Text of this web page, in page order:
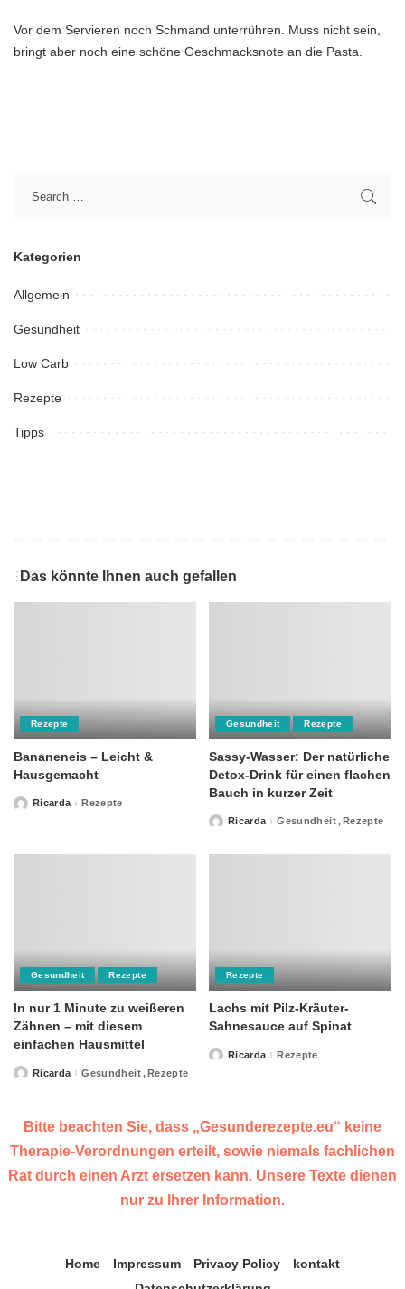
Vor dem Servieren noch Schmand unterrühren. Muss nicht sein,
bringt aber noch eine schöne Geschmacksnote an die Pasta.
Kategorien
Allgemein
Gesundheit
Low Carb
Rezepte
Tipps
Das könnte Ihnen auch gefallen
Rezepte
Bananeneis – Leicht &
Hausgemacht
PostedRicarda Rezepte
Gesundheit Rezepte
Sassy-Wasser: Der natürliche
Detox-Drink für einen flachen
Bauch in kurzer Zeit
PostedRicarda Gesundheit Rezepte
Gesundheit Rezepte
In nur 1 Minute zu weißeren
Zähnen – mit diesem
einfachen Hausmittel
PostedRicarda Gesundheit Rezepte
Rezepte
Lachs mit Pilz-Kräuter-
Sahnesauce auf Spinat
PostedRicarda Rezepte
Bitte beachten Sie, dass „Gesunderezepte.eu“ keine
Therapie-Verordnungen erteilt, sowie niemals fachlichen
Rat durch einen Arzt ersetzen kann. Unsere Texte dienen
nur zu Ihrer Information.
Home Impressum Privacy Policy
kontakt